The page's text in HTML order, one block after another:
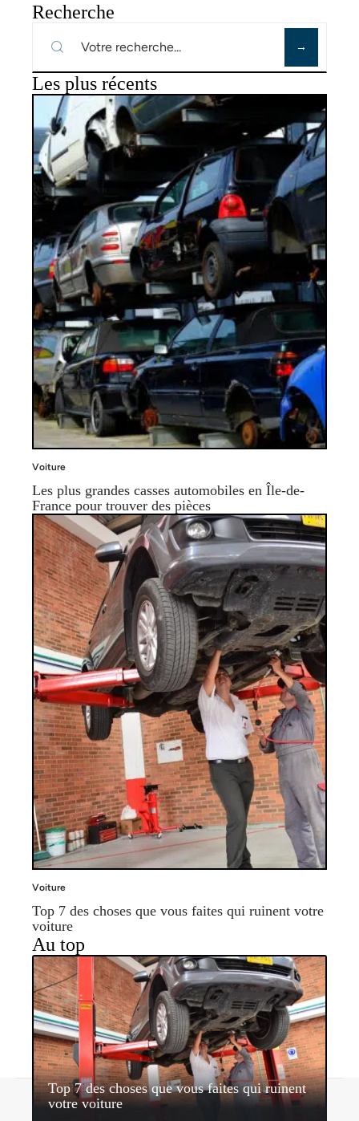
Recherche
Les plus récents
Voiture
Les plus grandes casses automobiles en Île-de-
France pour trouver des pièces
Voiture
Top 7 des choses que vous faites qui ruinent votre
voiture
Au top
Top 7 des choses que vous faites qui ruinent
votre voiture
Contact Mentions légales Sitemap